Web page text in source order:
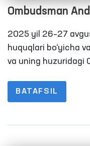
Ombudsman
2025 yil 26–27
huquqlari bo‘yicha
va uning huzuridagi
guruhlari aʼzolari,
deputatlari hamda
BATAFSIL